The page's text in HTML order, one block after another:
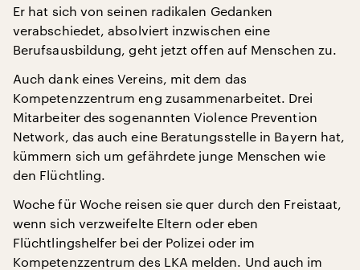
Er hat sich von seinen radikalen Gedanken
verabschiedet, absolviert inzwischen eine
Berufsausbildung, geht jetzt offen auf Menschen zu.
Auch dank eines Vereins, mit dem das
Kompetenzzentrum eng zusammenarbeitet. Drei
Mitarbeiter des sogenannten Violence Prevention
Network, das auch eine Beratungsstelle in Bayern hat,
kümmern sich um gefährdete junge Menschen wie
den Flüchtling.
Woche für Woche reisen sie quer durch den Freistaat,
wenn sich verzweifelte Eltern oder eben
Flüchtlingshelfer bei der Polizei oder im
Kompetenzzentrum des LKA melden. Und auch im